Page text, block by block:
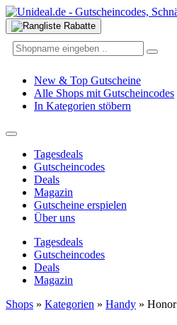
New & Top Gutscheine
Alle Shops mit Gutscheincodes
In Kategorien stöbern
Tagesdeals
Gutscheincodes
Deals
Magazin
Gutscheine erspielen
Über uns
Tagesdeals
Gutscheincodes
Deals
Magazin
Shops » Kategorien » Handy » Honor